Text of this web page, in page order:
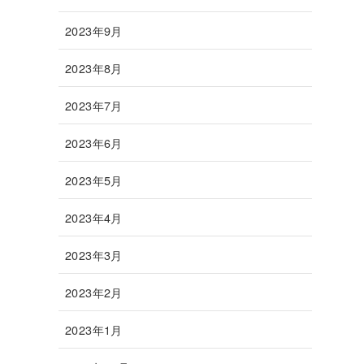
2023年9月
2023年8月
2023年7月
2023年6月
2023年5月
2023年4月
2023年3月
2023年2月
2023年1月